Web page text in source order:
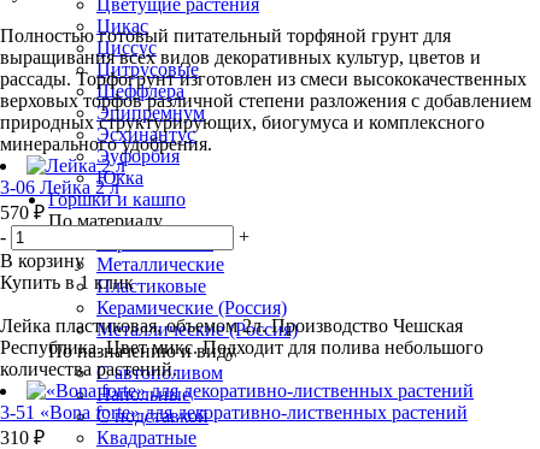
Цветущие растения
Цикас
Циссус
Цитрусовые
Шеффлера
Эпипремнум
Эсхинантус
Эуфорбия
Юкка
Горшки и кашпо
По материалу
Металлические
Пластиковые
Керамические (Россия)
Металлические (Россия)
По назначению и виду
С автополивом
Напольные
С подставкой
Квадратные
Полностью готовый питательный торфяной грунт для
выращивания всех видов декоративных культур, цветов и
рассады. Торфогрунт изготовлен из смеси высококачественных
верховых торфов различной степени разложения с добавлением
природных структурирующих, биогумуса и комплексного
минерального удобрения.
3-06 Лейка 2 л
570 ₽
-
+
В корзину
Купить в 1 клик
Лейка пластиковая, объемом 2л. Производство Чешская
Республика. Цвет микс. Подходит для полива небольшого
количества растений.
3-51 «Bona forte» для декоративно-лиственных растений
310 ₽